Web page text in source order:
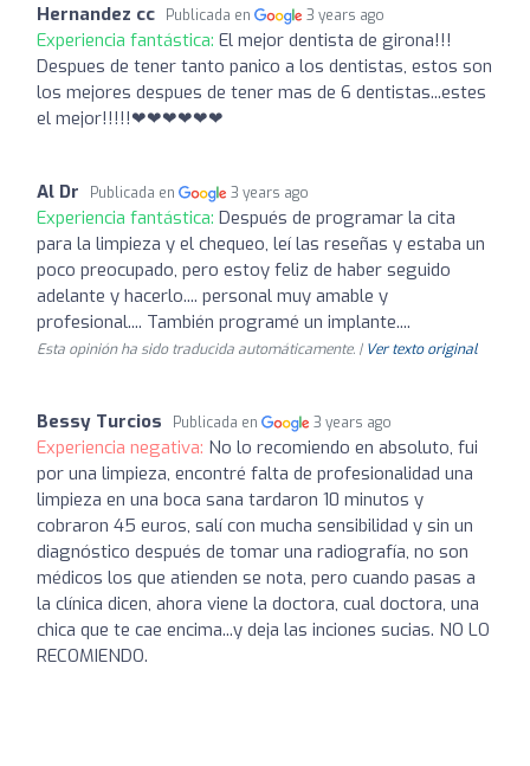
Hernandez cc Publicada en 3 years ago
Experiencia fantástica: El mejor dentista de girona!!!
Despues de tener tanto panico a los dentistas, estos son
los mejores despues de tener mas de 6 dentistas...estes
el mejor!!!!!❤❤❤❤❤❤
Al Dr Publicada en 3 years ago
Experiencia fantástica: Después de programar la cita
para la limpieza y el chequeo, leí las reseñas y estaba un
poco preocupado, pero estoy feliz de haber seguido
adelante y hacerlo.... personal muy amable y
profesional.... También programé un implante....
Esta opinión ha sido traducida automáticamente. | Ver texto original
Bessy Turcios Publicada en 3 years ago
Experiencia negativa: No lo recomiendo en absoluto, fui
por una limpieza, encontré falta de profesionalidad una
limpieza en una boca sana tardaron 10 minutos y
cobraron 45 euros, salí con mucha sensibilidad y sin un
diagnóstico después de tomar una radiografía, no son
médicos los que atienden se nota, pero cuando pasas a
la clínica dicen, ahora viene la doctora, cual doctora, una
chica que te cae encima...y deja las inciones sucias. NO LO
RECOMIENDO.